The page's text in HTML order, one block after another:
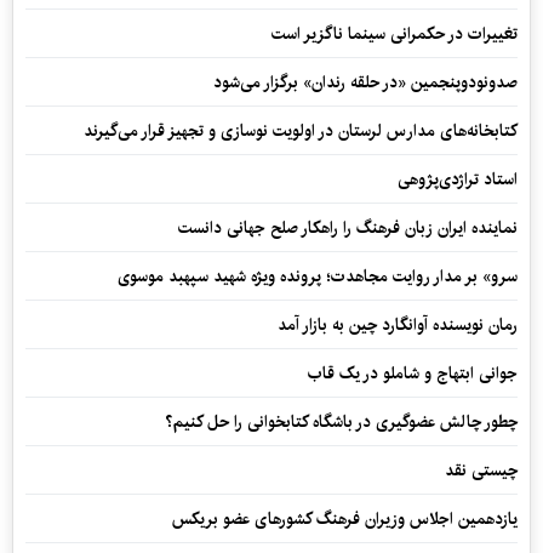
تغییرات در حکمرانی سینما ناگزیر است
صدونودوپنجمین «در حلقه رندان» برگزار می‌شود
کتابخانه‌های مدارس لرستان در اولویت نوسازی و تجهیز قرار می‌گیرند
استاد تراژدی‌پژوهی
نماینده ایران زبان فرهنگ را راهکار صلح جهانی دانست
سرو» بر مدار روایت مجاهدت؛ پرونده ویژه شهید سپهبد موسوی
رمان نویسنده آوانگارد چین به بازار آمد
جوانی ابتهاج و شاملو در یک قاب
چطور چالش عضوگیری در باشگاه کتابخوانی را حل کنیم؟
چیستی نقد
یازدهمین اجلاس وزیران فرهنگ کشورهای عضو بریکس